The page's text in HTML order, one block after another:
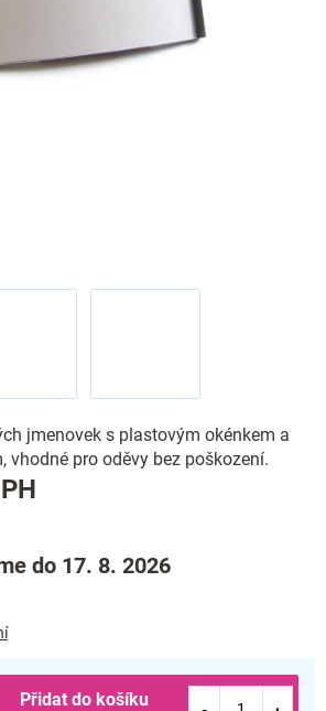
jmenovek s plastovým okénkem a
vhodné pro oděvy bez poškození.
do 17. 8. 2026
Přidat do košíku